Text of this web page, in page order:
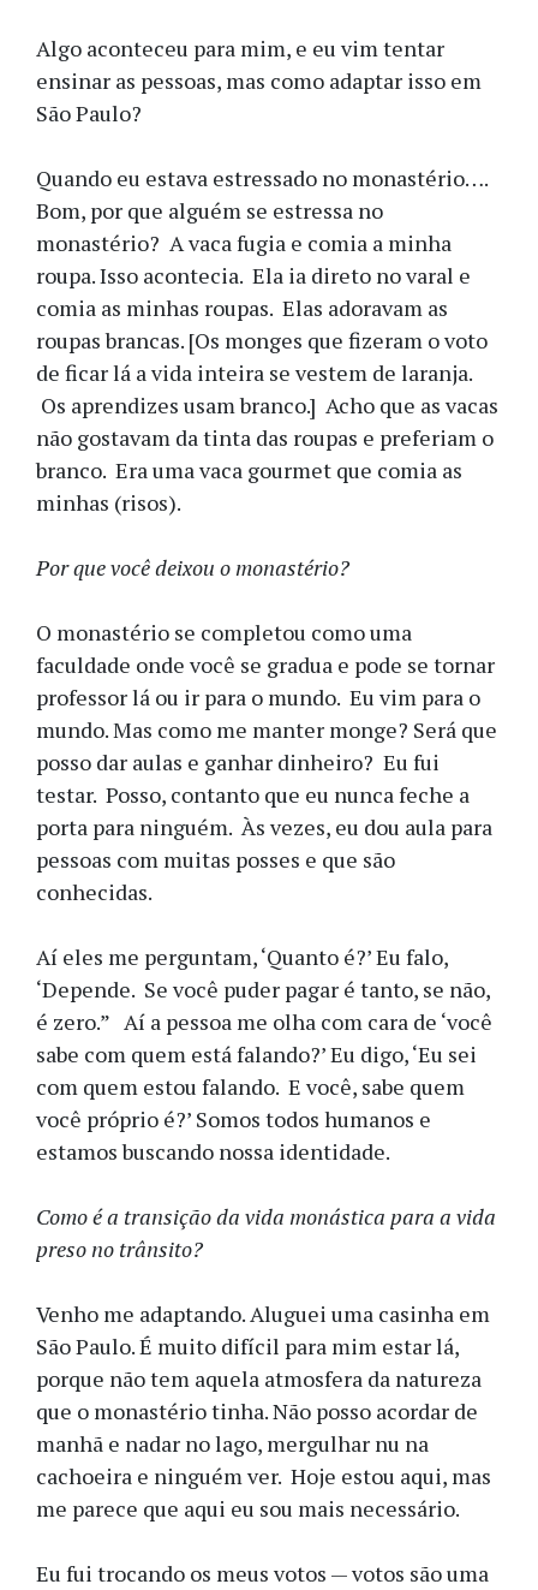
Algo aconteceu para mim, e eu vim tentar
ensinar as pessoas, mas como adaptar isso em
São Paulo?
Quando eu estava estressado no monastério….
Bom, por que alguém se estressa no
monastério? A vaca fugia e comia a minha
roupa. Isso acontecia. Ela ia direto no varal e
comia as minhas roupas. Elas adoravam as
roupas brancas. [Os monges que fizeram o voto
de ficar lá a vida inteira se vestem de laranja.
Os aprendizes usam branco.] Acho que as vacas
não gostavam da tinta das roupas e preferiam o
branco. Era uma vaca gourmet que comia as
minhas (risos).
Por que você deixou o monastério?
O monastério se completou como uma
faculdade onde você se gradua e pode se tornar
professor lá ou ir para o mundo. Eu vim para o
mundo. Mas como me manter monge? Será que
posso dar aulas e ganhar dinheiro? Eu fui
testar. Posso, contanto que eu nunca feche a
porta para ninguém. Às vezes, eu dou aula para
pessoas com muitas posses e que são
conhecidas.
Aí eles me perguntam, ‘Quanto é?’ Eu falo,
‘Depende. Se você puder pagar é tanto, se não,
é zero.” Aí a pessoa me olha com cara de ‘você
sabe com quem está falando?’ Eu digo, ‘Eu sei
com quem estou falando. E você, sabe quem
você próprio é?’ Somos todos humanos e
estamos buscando nossa identidade.
Como é a transição da vida monástica para a vida
preso no trânsito?
Venho me adaptando. Aluguei uma casinha em
São Paulo. É muito difícil para mim estar lá,
porque não tem aquela atmosfera da natureza
que o monastério tinha. Não posso acordar de
manhã e nadar no lago, mergulhar nu na
cachoeira e ninguém ver. Hoje estou aqui, mas
me parece que aqui eu sou mais necessário.
Eu fui trocando os meus votos — votos são uma